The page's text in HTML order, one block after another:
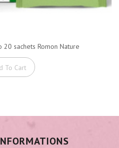
20 sachets Romon Nature
To Cart